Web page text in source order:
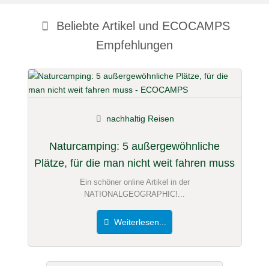
Beliebte Artikel und ECOCAMPS
Empfehlungen
Naturcamping: 5 außergewöhnliche
Plätze, für die man nicht weit fahren muss
nachhaltig Reisen
Ein schöner online Artikel in der
NATIONALGEOGRAPHIC!...
Weiterlesen...